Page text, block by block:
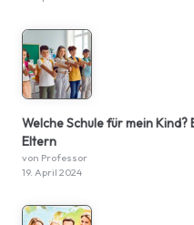
Welche Schule für mein
Eltern
von Professor
19. April 2024